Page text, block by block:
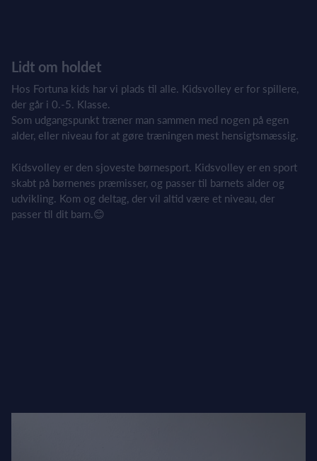
Lidt om holdet
Hos Fortuna kids har vi plads til alle. Kidsvolley er for spillere,
der går i 0.-5. Klasse.
Som udgangspunkt træner man sammen med nogen på egen
alder, eller niveau for at gøre træningen mest hensigtsmæssig.
Kidsvolley er den sjoveste børnesport. Kidsvolley er en sport
skabt på børnenes præmisser, og passer til barnets alder og
udvikling. Kom og deltag, der vil altid være et niveau, der
passer til dit barn.😊